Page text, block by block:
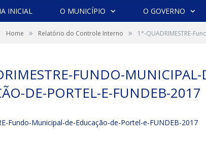
INICIAL O MUNICÍPIO O GOVERNO
Home » Relatório do Controle Interno » 1°-QUADRIMESTRE-
FUNDO-MUNICIPAL-
DE-PORTEL-E-FUNDEB-2017
Fundo-Municipal-de-Educação-de-Portel-e-FUNDEB-2017